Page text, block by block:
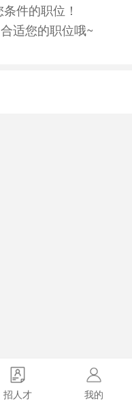
件的职位！
适您的职位哦~
招人才 我的